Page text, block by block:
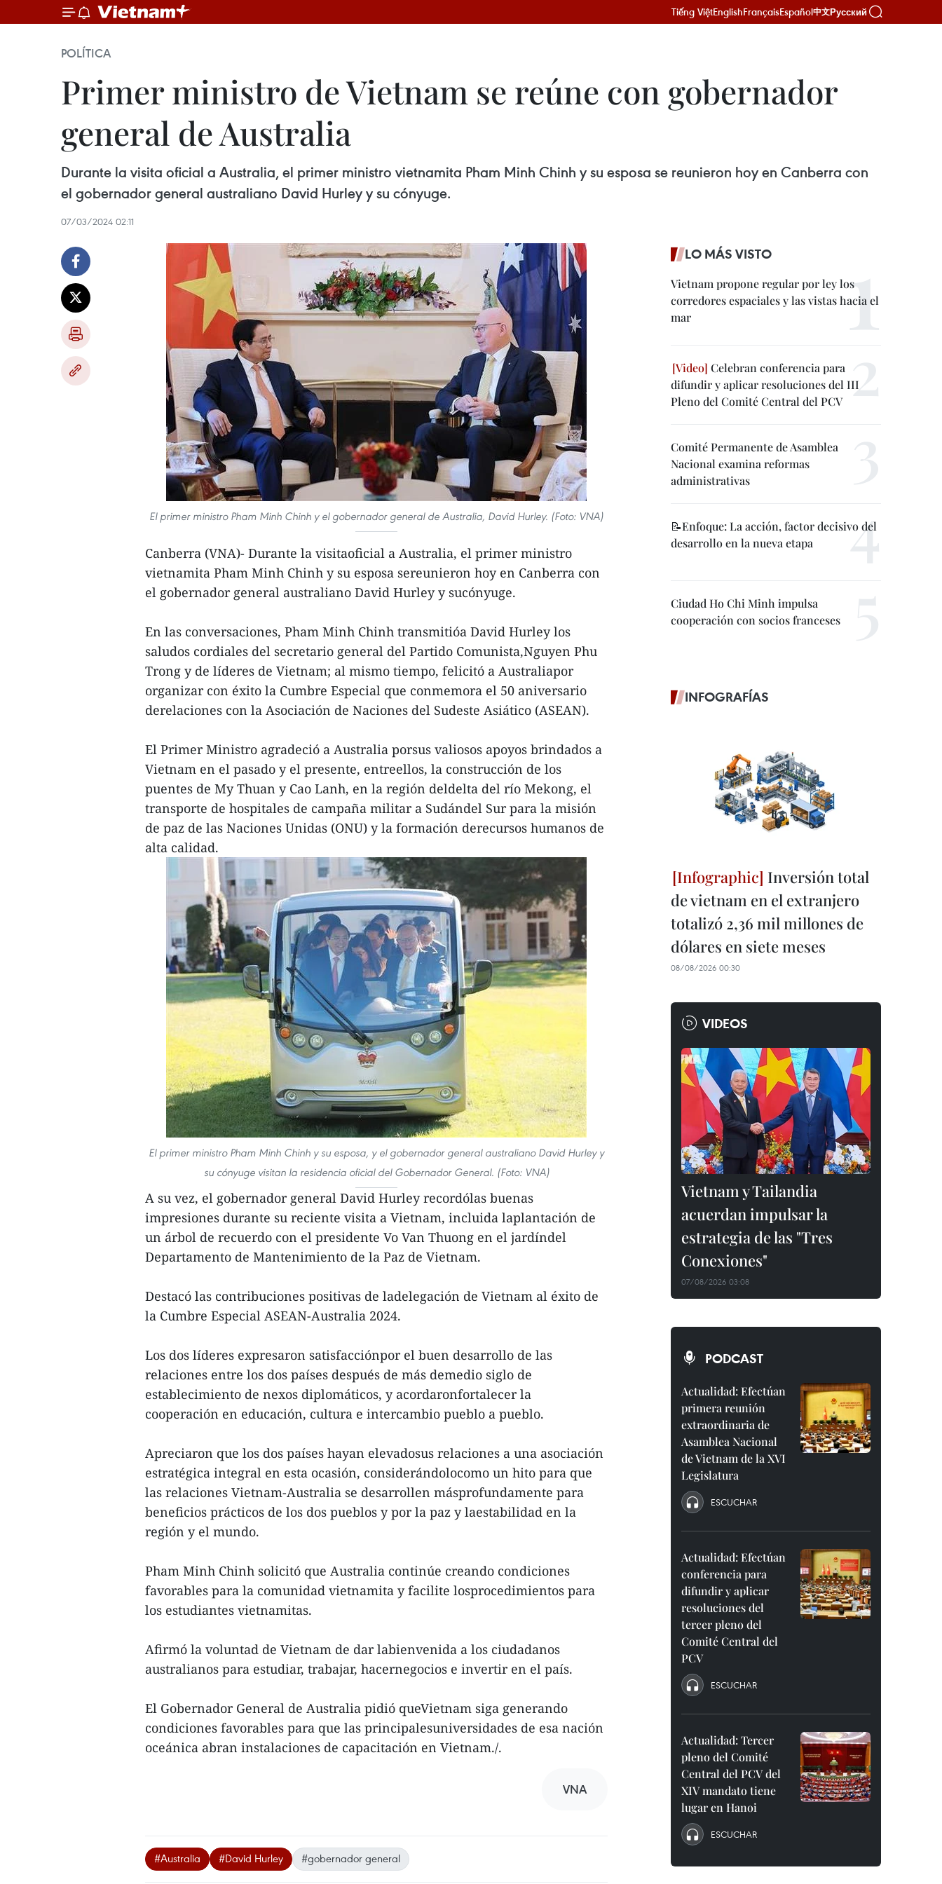
Tiếng ViệtEnglishFrançaisEspañol中文Русский
POLÍTICA
Primer ministro de Vietnam se reúne con gobernador
general de Australia
Durante la visita oficial a Australia, el primer ministro vietnamita Pham Minh Chinh y su esposa se reunieron hoy en Canberra con
el gobernador general australiano David Hurley y su cónyuge.
07/03/2024 02:11
El primer ministro Pham Minh Chinh y el gobernador general de Australia, David Hurley. (Foto: VNA)
Canberra (VNA)- Durante la visitaoficial a Australia, el primer ministro
vietnamita Pham Minh Chinh y su esposa sereunieron hoy en Canberra con
el gobernador general australiano David Hurley y sucónyuge.
En las conversaciones, Pham Minh Chinh transmitióa David Hurley los
saludos cordiales del secretario general del Partido Comunista,Nguyen Phu
Trong y de líderes de Vietnam; al mismo tiempo, felicitó a Australiapor
organizar con éxito la Cumbre Especial que conmemora el 50 aniversario
derelaciones con la Asociación de Naciones del Sudeste Asiático (ASEAN).
El Primer Ministro agradeció a Australia porsus valiosos apoyos brindados a
Vietnam en el pasado y el presente, entreellos, la construcción de los
puentes de My Thuan y Cao Lanh, en la región deldelta del río Mekong, el
transporte de hospitales de campaña militar a Sudándel Sur para la misión
de paz de las Naciones Unidas (ONU) y la formación derecursos humanos de
alta calidad.
El primer ministro Pham Minh Chinh y su esposa, y el gobernador general australiano David Hurley y
su cónyuge visitan la residencia oficial del Gobernador General. (Foto: VNA)
A su vez, el gobernador general David Hurley recordólas buenas
impresiones durante su reciente visita a Vietnam, incluida laplantación de
un árbol de recuerdo con el presidente Vo Van Thuong en el jardíndel
Departamento de Mantenimiento de la Paz de Vietnam.
Destacó las contribuciones positivas de ladelegación de Vietnam al éxito de
la Cumbre Especial ASEAN-Australia 2024.
Los dos líderes expresaron satisfacciónpor el buen desarrollo de las
relaciones entre los dos países después de más demedio siglo de
establecimiento de nexos diplomáticos, y acordaronfortalecer la
cooperación en educación, cultura e intercambio pueblo a pueblo.
Apreciaron que los dos países hayan elevadosus relaciones a una asociación
estratégica integral en esta ocasión, considerándolocomo un hito para que
las relaciones Vietnam-Australia se desarrollen másprofundamente para
beneficios prácticos de los dos pueblos y por la paz y laestabilidad en la
región y el mundo.
Pham Minh Chinh solicitó que Australia continúe creando condiciones
favorables para la comunidad vietnamita y facilite losprocedimientos para
los estudiantes vietnamitas.
Afirmó la voluntad de Vietnam de dar labienvenida a los ciudadanos
australianos para estudiar, trabajar, hacernegocios e invertir en el país.
El Gobernador General de Australia pidió queVietnam siga generando
condiciones favorables para que las principalesuniversidades de esa nación
oceánica abran instalaciones de capacitación en Vietnam./.
VNA
#Australia #David Hurley #gobernador general
LO MÁS VISTO
Vietnam propone regular por ley los
corredores espaciales y las vistas hacia el
mar
Celebran conferencia para
difundir y aplicar resoluciones del III
Pleno del Comité Central del PCV
Comité Permanente de Asamblea
Nacional examina reformas
administrativas
📝Enfoque: La acción, factor decisivo del
desarrollo en la nueva etapa
Ciudad Ho Chi Minh impulsa
cooperación con socios franceses
INFOGRAFÍAS
Inversión total
de vietnam en el extranjero
totalizó 2,36 mil millones de
dólares en siete meses
08/08/2026 00:30
VIDEOS
Vietnam y Tailandia
acuerdan impulsar la
estrategia de las "Tres
Conexiones"
07/08/2026 03:08
PODCAST
Actualidad: Efectúan
primera reunión
extraordinaria de
Asamblea Nacional
de Vietnam de la XVI
Legislatura
ESCUCHAR
Actualidad: Efectúan
conferencia para
difundir y aplicar
resoluciones del
tercer pleno del
Comité Central del
PCV
ESCUCHAR
Actualidad: Tercer
pleno del Comité
Central del PCV del
XIV mandato tiene
lugar en Hanoi
ESCUCHAR